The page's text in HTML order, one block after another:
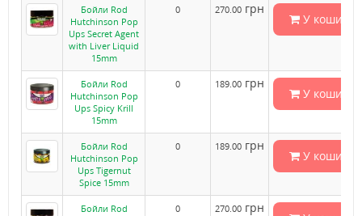
Бойли Rod
Hutchinson Pop
Ups Secret Agent
with Liver Liquid
15mm
0 270.00 грн
У кошик
Бойли Rod
Hutchinson Pop
Ups Spicy Krill
15mm
0 189.00 грн
У кошик
Бойли Rod
Hutchinson Pop
Ups Tigernut
Spice 15mm
0 189.00 грн
У кошик
Бойли Rod
0 270.00 грн